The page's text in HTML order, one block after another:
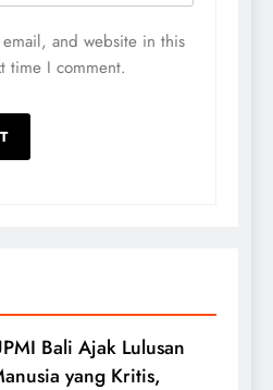
and website in this
time I comment.
Bali Ajak Lulusan
yang Kritis,